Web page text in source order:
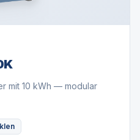
mit 10 kWh — modular